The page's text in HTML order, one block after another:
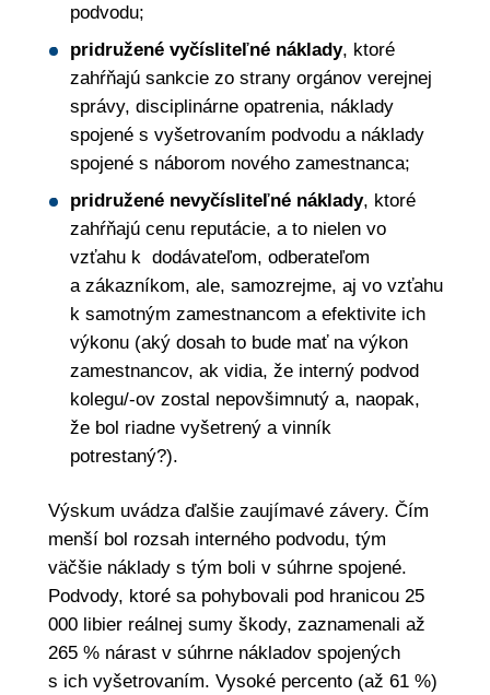
podvodu;
pridružené vyčísliteľné náklady, ktoré
zahŕňajú sankcie zo strany orgánov verejnej
správy, disciplinárne opatrenia, náklady
spojené s vyšetrovaním podvodu a náklady
spojené s náborom nového zamestnanca;
pridružené nevyčísliteľné náklady, ktoré
zahŕňajú cenu reputácie, a to nielen vo
vzťahu k dodávateľom, odberateľom
a zákazníkom, ale, samozrejme, aj vo vzťahu
k samotným zamestnancom a efektivite ich
výkonu (aký dosah to bude mať na výkon
zamestnancov, ak vidia, že interný podvod
kolegu/-ov zostal nepovšimnutý a, naopak,
že bol riadne vyšetrený a vinník
potrestaný?).
Výskum uvádza ďalšie zaujímavé závery. Čím
menší bol rozsah interného podvodu, tým
väčšie náklady s tým boli v súhrne spojené.
Podvody, ktoré sa pohybovali pod hranicou 25
000 libier reálnej sumy škody, zaznamenali až
265 % nárast v súhrne nákladov spojených
s ich vyšetrovaním. Vysoké percento (až 61 %)